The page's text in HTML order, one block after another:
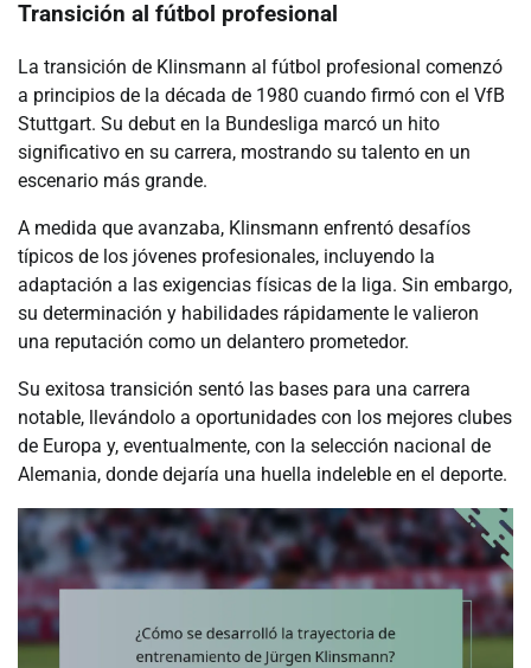
Transición al fútbol profesional
La transición de Klinsmann al fútbol profesional comenzó
a principios de la década de 1980 cuando firmó con el VfB
Stuttgart. Su debut en la Bundesliga marcó un hito
significativo en su carrera, mostrando su talento en un
escenario más grande.
A medida que avanzaba, Klinsmann enfrentó desafíos
típicos de los jóvenes profesionales, incluyendo la
adaptación a las exigencias físicas de la liga. Sin embargo,
su determinación y habilidades rápidamente le valieron
una reputación como un delantero prometedor.
Su exitosa transición sentó las bases para una carrera
notable, llevándolo a oportunidades con los mejores clubes
de Europa y, eventualmente, con la selección nacional de
Alemania, donde dejaría una huella indeleble en el deporte.